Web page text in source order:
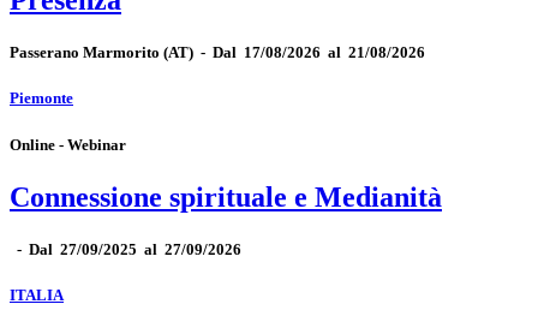
Passerano Marmorito (AT) - Dal 17/08/2026 al 21/08/2026
Piemonte
Online - Webinar
Connessione spirituale e Medianità
- Dal 27/09/2025 al 27/09/2026
ITALIA